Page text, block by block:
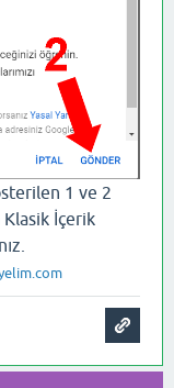
1 ve 2
Klasik İçerik